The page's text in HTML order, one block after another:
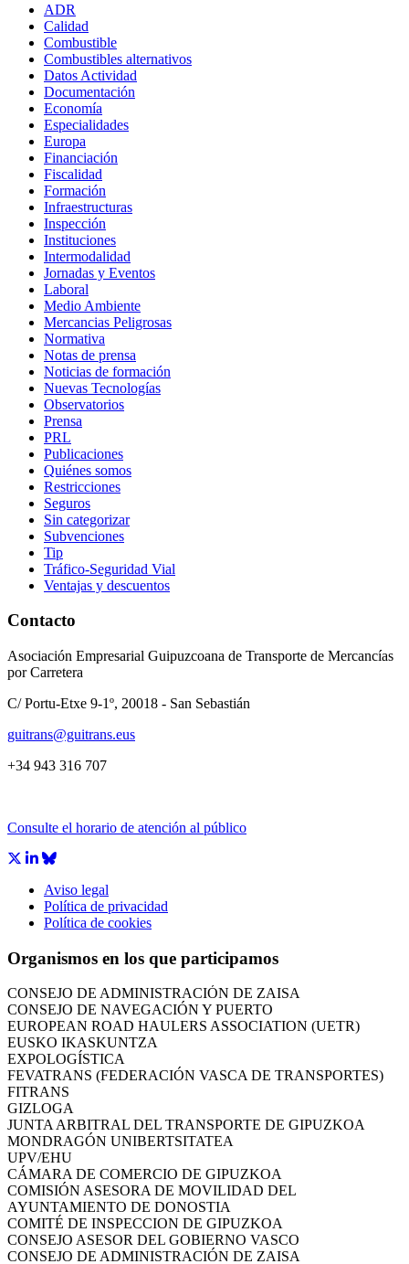
ADR
Calidad
Combustible
Combustibles alternativos
Datos Actividad
Documentación
Economía
Especialidades
Europa
Financiación
Fiscalidad
Formación
Infraestructuras
Inspección
Instituciones
Intermodalidad
Jornadas y Eventos
Laboral
Medio Ambiente
Mercancias Peligrosas
Normativa
Notas de prensa
Noticias de formación
Nuevas Tecnologías
Observatorios
Prensa
PRL
Publicaciones
Quiénes somos
Restricciones
Seguros
Sin categorizar
Subvenciones
Tip
Tráfico-Seguridad Vial
Ventajas y descuentos
Contacto
Asociación Empresarial Guipuzcoana de Transporte de Mercancías
por Carretera
C/ Portu-Etxe 9-1º, 20018 - San Sebastián
guitrans@guitrans.eus
+34 943 316 707
Consulte el horario de atención al público
Aviso legal
Política de privacidad
Política de cookies
Organismos en los que participamos
CÁMARA DE COMERCIO DE GIPUZKOA
COMISIÓN ASESORA DE MOVILIDAD DEL
COMITÉ DE INSPECCION DE GIPUZKOA
CONSEJO ASESOR DEL GOBIERNO VASCO
CONSEJO DE ADMINISTRACIÓN DE ZAISA
CONSEJO DE NAVEGACIÓN Y PUERTO
EUROPEAN ROAD HAULERS ASSOCIATION (UETR)
EUSKO IKASKUNTZA
EXPOLOGÍSTICA
FEVATRANS (FEDERACIÓN VASCA DE TRANSPORTES)
FITRANS
GIZLOGA
JUNTA ARBITRAL DEL TRANSPORTE DE GIPUZKOA
MONDRAGÓN UNIBERTSITATEA
UPV/EHU
CÁMARA DE COMERCIO DE GIPUZKOA
COMISIÓN ASESORA DE MOVILIDAD DEL
AYUNTAMIENTO DE DONOSTIA
COMITÉ DE INSPECCION DE GIPUZKOA
CONSEJO ASESOR DEL GOBIERNO VASCO
CONSEJO DE ADMINISTRACIÓN DE ZAISA